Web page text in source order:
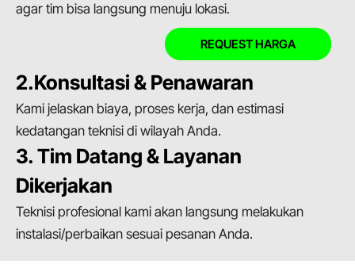
agar tim bisa langsung menuju lokasi.
REQUEST HARGA
2.Konsultasi & Penawaran
Kami jelaskan biaya, proses kerja, dan estimasi
kedatangan teknisi di wilayah Anda.
3. Tim Datang & Layanan
Dikerjakan
Teknisi profesional kami akan langsung melakukan
instalasi/perbaikan sesuai pesanan Anda.